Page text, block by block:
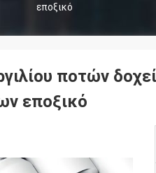
εποξικό
ποτών
εποξικό